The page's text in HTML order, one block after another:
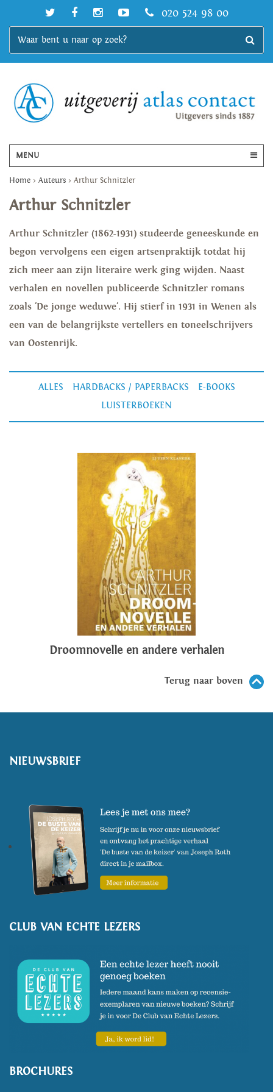
020 524 98 00
MENU
Home > Auteurs > Arthur Schnitzler
Arthur Schnitzler
Arthur Schnitzler (1862-1931) studeerde geneeskunde en
begon vervolgens een eigen artsenpraktijk totdat hij
zich meer aan zijn literaire werk ging wijden. Naast
verhalen en novellen publiceerde Schnitzler romans
zoals 'De jonge weduwe'. Hij stierf in 1931 in Wenen als
een van de belangrijkste vertellers en toneelschrijvers
van Oostenrijk.
ALLES HARDBACKS / PAPERBACKS
E-BOOKS
LUISTERBOEKEN
Droomnovelle en andere verhalen
Terug naar boven
NIEUWSBRIEF
CLUB VAN ECHTE LEZERS
BROCHURES